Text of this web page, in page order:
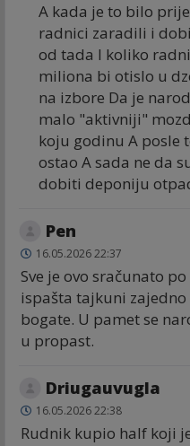
A kada je to bilo
radnici zaradili i
od tada I koliko
miliona bi otislo u
na izbore Da je
malo "aktivniji"
koju godinu A posle
ostao A sada ne da
dobiti deponiju
Pen
16.05.2026 22:37
Sve je ovo sračunato
ispašta tajkuni
bogate. U pamet se
u propast.
Driugauvugla
16.05.2026 22:38
Rudnik kupio half koji